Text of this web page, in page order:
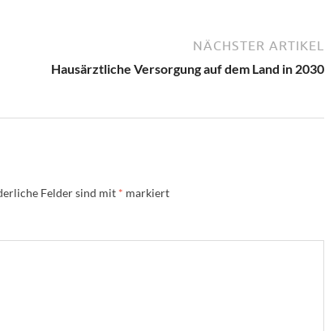
NÄCHSTER ARTIKEL
Hausärztliche Versorgung auf dem Land in 2030
Felder sind mit * markiert